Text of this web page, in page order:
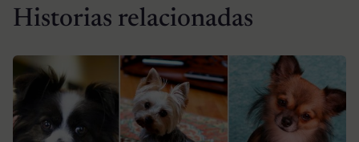
Historias relacionadas